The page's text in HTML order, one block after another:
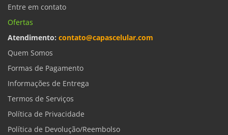
Entre em contato
Ofertas
Atendimento: contato@capascelular.com
Quem Somos
Formas de Pagamento
Informações de Entrega
Termos de Serviços
Política de Privacidade
Política de Devolução/Reembolso